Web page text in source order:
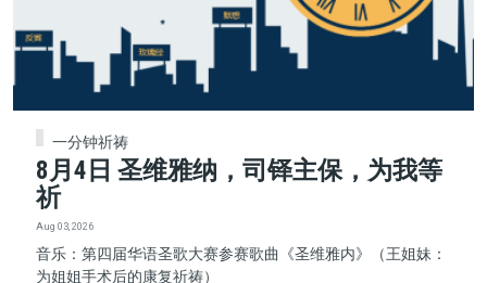
一分钟祈祷
8月4日 圣维雅纳，司铎主保，为我等
祈
Aug 03, 2026
音乐：第四届华语圣歌大赛参赛歌曲《圣维雅内》（王姐妹：
为姐姐手术后的康复祈祷）